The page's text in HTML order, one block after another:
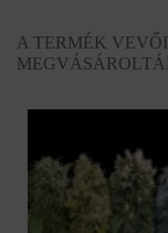
A TERMÉK